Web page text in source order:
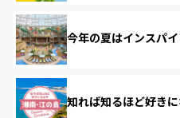
今年の夏はインスパイ
知れば知るほど好き